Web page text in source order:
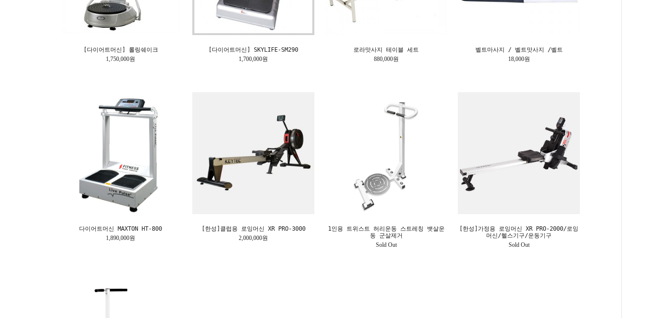
[다이어트머신] 롤링쉐이크
1,750,000원
[다이어트머신] SKYLIFE-SM290
1,700,000원
로라맛사지 테이블 세트
880,000원
벨트마사지 / 벨트맛사지 /벨트
18,000원
다이어트머신 MAXTON HT-800
1,890,000원
[한성]클럽용 로잉머신 XR PRO-3000
2,000,000원
1인용 트위스트 허리운동 스트레칭 뱃살운
동 군살제거
Sold Out
[한성]가정용 로잉머신 XR PRO-2000/로잉
머신/헬스기구/운동기구
Sold Out